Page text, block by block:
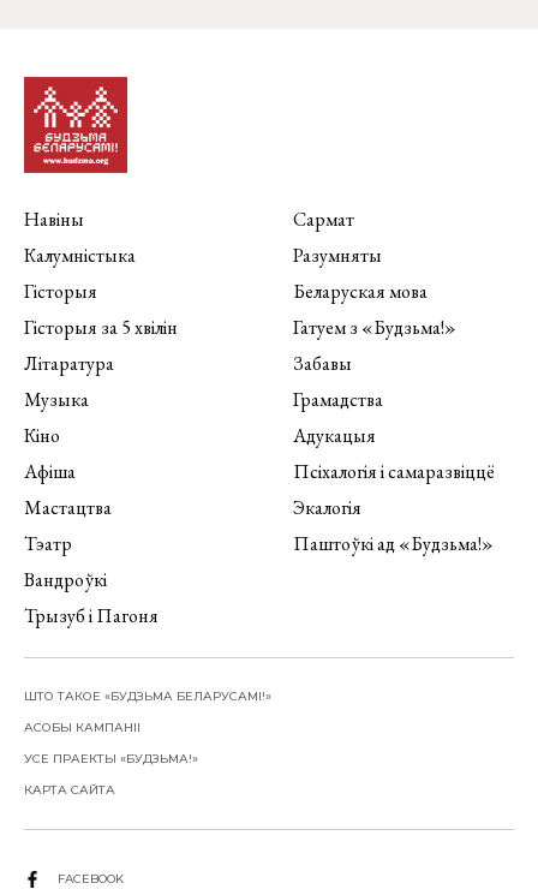
Навіны
Калумністыка
Гісторыя
Гісторыя за 5 хвілін
Літаратура
Музыка
Кіно
Афіша
Мастацтва
Тэатр
Вандроўкі
Трызуб і Пагоня
Сармат
Разумняты
Беларуская мова
Гатуем з «Будзьма!»
Забавы
Грамадства
Адукацыя
Псіхалогія і самаразвіццё
Экалогія
Паштоўкі ад «Будзьма!»
ШТО ТАКОЕ «БУДЗЬМА БЕЛАРУСАМІ!»
АСОБЫ КАМПАНІІ
УСЕ ПРАЕКТЫ «БУДЗЬМА!»
КАРТА САЙТА
FACEBOOK